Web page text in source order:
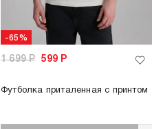
-65%
1 699Р 599 Р
Футболка приталенная с принтом